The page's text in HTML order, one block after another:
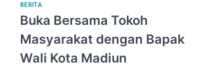
BERITA
Buka Bersama Tokoh
Masyarakat dengan Bapak
Wali Kota Madiun